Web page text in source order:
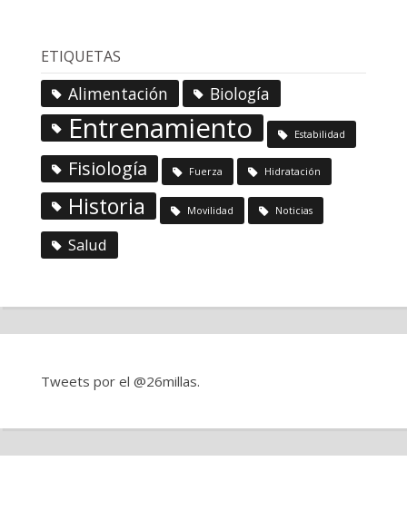
ETIQUETAS
Alimentación Biología
Entrenamiento Estabilidad
Fisiología Fuerza Hidratación
Historia Movilidad Noticias
Salud
Tweets por el @26millas.